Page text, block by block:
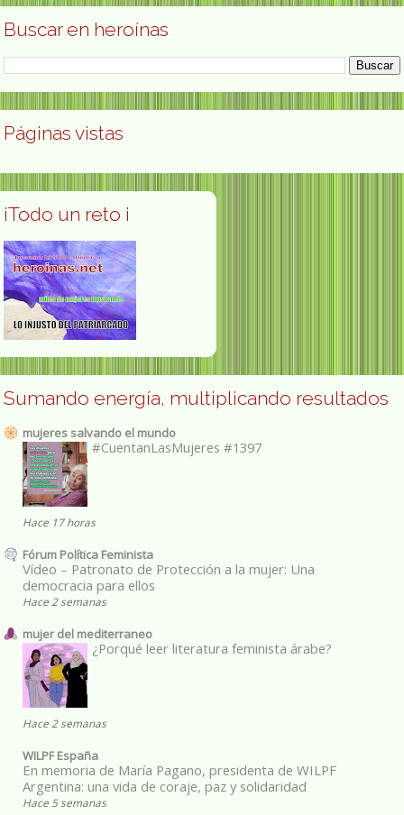
Buscar en heroínas
Páginas vistas
¡Todo un reto ¡
Sumando energía, multiplicando resultados
mujeres salvando el mundo
#CuentanLasMujeres #1397
Hace 17 horas
Fórum Política Feminista
Vídeo – Patronato de Protección a la mujer: Una
democracia para ellos
Hace 2 semanas
mujer del mediterraneo
¿Porqué leer literatura feminista árabe?
Hace 2 semanas
WILPF España
En memoria de María Pagano, presidenta de WILPF
Argentina: una vida de coraje, paz y solidaridad
Hace 5 semanas